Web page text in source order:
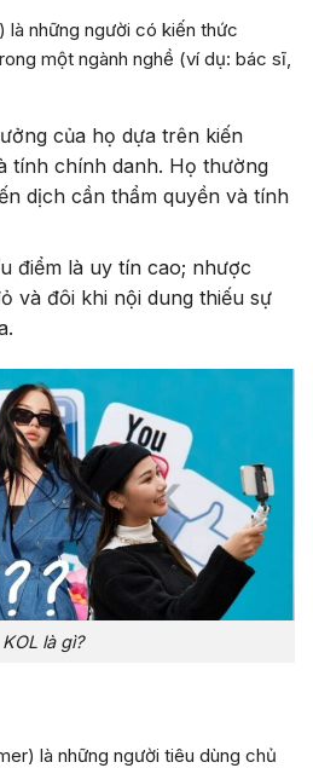
là những người có kiến thức
một ngành nghề (ví dụ: bác sĩ,
của họ dựa trên kiến
tính chính danh. Họ thường
dịch cần thẩm quyền và tính
điểm là uy tín cao; nhược
và đôi khi nội dung thiếu sự
KOL là gì?
là những người tiêu dùng chủ